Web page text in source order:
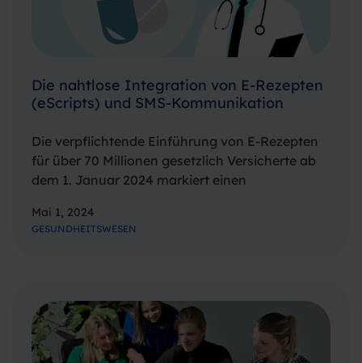
Die nahtlose Integration von E-Rezepten
(eScripts) und SMS-Kommunikation
Die verpflichtende Einführung von E-Rezepten
für über 70 Millionen gesetzlich Versicherte ab
dem 1. Januar 2024 markiert einen
deutschen Gesundheitswesen hin zur
Mai 1, 2024
GESUNDHEITSWESEN